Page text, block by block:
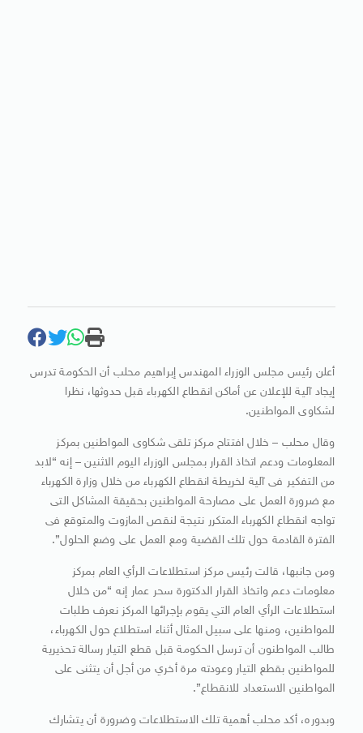
أعلن رئيس مجلس الوزراء المهندس إبراهيم محلب أن الحكومة تدرس
إيجاد آلية للإعلان عن أماكن انقطاع الكهرباء قبل حدوثها، نظرا
لشكاوى المواطنين.
وقال محلب – خلال افتتاح مركز تلقى شكاوى المواطنين بمركز
المعلومات ودعم اتخاذ القرار بمجلس الوزراء اليوم الاثنين – إنه “لابد
من التفكير فى آلية لخريطة انقطاع الكهرباء من خلال وزارة الكهرباء
مع ضرورة العمل على مصارحة المواطنين بحقيقة المشاكل التى
تواجه انقطاع الكهرباء المتكرر نتيجة لنقص المازوت والمتوقع فى
الفترة القادمة حول تلك القضية ومع العمل على وضع الحلول”.
ومن جانبها، قالت رئيس مركز استطلاعات الرأي العام بمركز
معلومات دعم واتخاذ القرار الدكتورة سحر عمار إنه “من خلال
استطلاعات الرأي العام التي يقوم بإجرائها المركز نعرف طلبات
للمواطنين، ومنها على سبيل المثال أثناء استطلاع حول الكهرباء،
طالب المواطنون أن ترسل الحكومة قبل قطع التيار رسالة تحذيرية
للمواطنين بقطع التيار وعودته مرة أخري من أجل أن يتثنى على
المواطنين الاستعداد للانقطاع”.
وبدوره، أكد محلب أهمية تلك الاستطلاعات وضرورة أن يتشارك